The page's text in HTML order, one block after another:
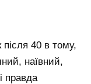
після 40 в тому,
наївний,
правда